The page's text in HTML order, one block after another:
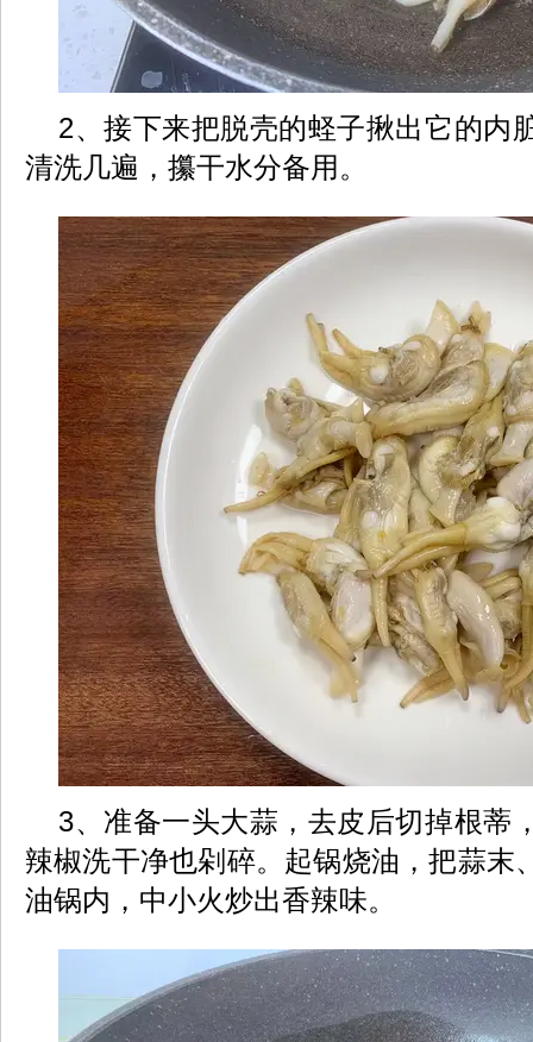
2、接下来把脱壳的蛏子揪出它的内
清洗几遍，攥干水分备用。
3、准备一头大蒜，去皮后切掉根蒂
辣椒洗干净也剁碎。起锅烧油，把蒜末
油锅内，中小火炒出香辣味。